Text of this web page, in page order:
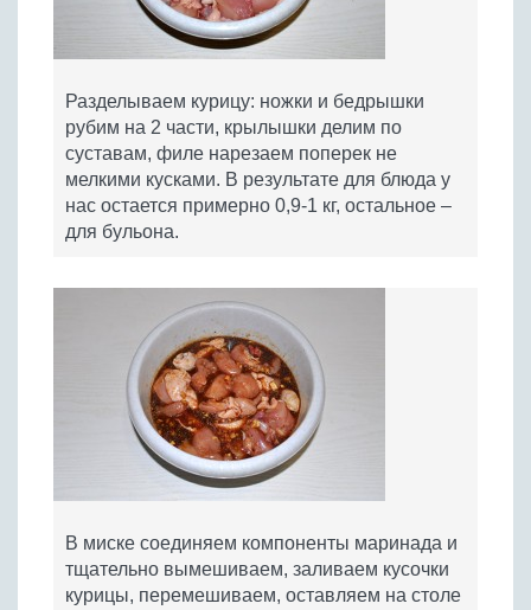
Разделываем курицу: ножки и бедрышки
рубим на 2 части, крылышки делим по
суставам, филе нарезаем поперек не
мелкими кусками. В результате для блюда у
нас остается примерно 0,9-1 кг, остальное –
для бульона.
В миске соединяем компоненты маринада и
тщательно вымешиваем, заливаем кусочки
курицы, перемешиваем, оставляем на столе